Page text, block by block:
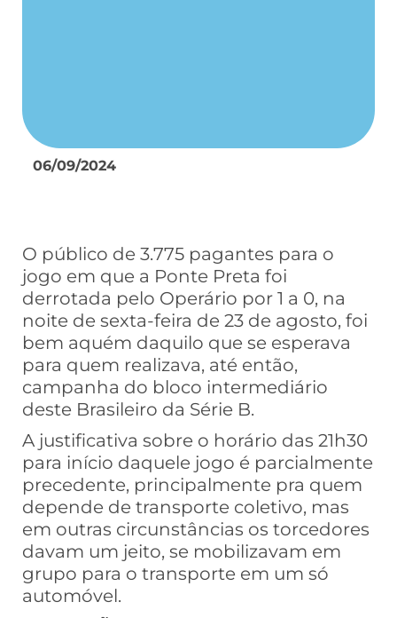
06/09/2024
O público de 3.775 pagantes para o
jogo em que a Ponte Preta foi
derrotada pelo Operário por 1 a 0, na
noite de sexta-feira de 23 de agosto, foi
bem aquém daquilo que se esperava
para quem realizava, até então,
campanha do bloco intermediário
deste Brasileiro da Série B.
A justificativa sobre o horário das 21h30
para início daquele jogo é parcialmente
precedente, principalmente pra quem
depende de transporte coletivo, mas
em outras circunstâncias os torcedores
davam um jeito, se mobilizavam em
grupo para o transporte em um só
automóvel.